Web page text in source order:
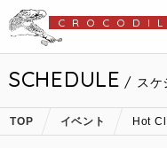
SCHEDULE / スケ
TOP イベント Hot